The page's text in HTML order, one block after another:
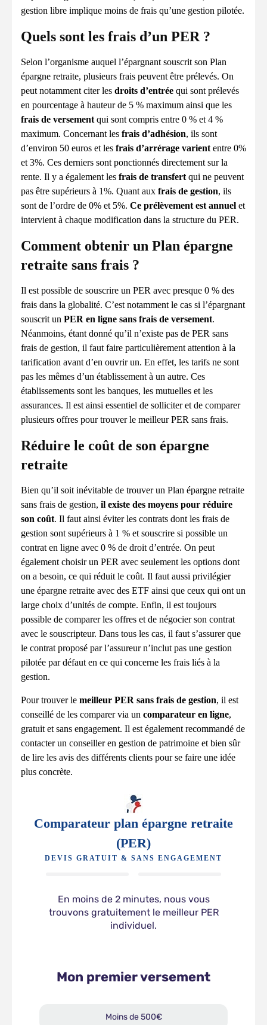
gestion libre implique moins de frais qu’une gestion pilotée.
Quels sont les frais d’un PER ?
Selon l’organisme auquel l’épargnant souscrit son Plan
épargne retraite, plusieurs frais peuvent être prélevés. On
peut notamment citer les droits d’entrée qui sont prélevés
en pourcentage à hauteur de 5 % maximum ainsi que les
frais de versement qui sont compris entre 0 % et 4 %
maximum. Concernant les frais d’adhésion, ils sont
d’environ 50 euros et les frais d’arrérage varient entre 0%
et 3%. Ces derniers sont ponctionnés directement sur la
rente. Il y a également les frais de transfert qui ne peuvent
pas être supérieurs à 1%. Quant aux frais de gestion, ils
sont de l’ordre de 0% et 5%. Ce prélèvement est annuel et
intervient à chaque modification dans la structure du PER.
Comment obtenir un Plan épargne
retraite sans frais ?
Il est possible de souscrire un PER avec presque 0 % des
frais dans la globalité. C’est notamment le cas si l’épargnant
souscrit un PER en ligne sans frais de versement.
Néanmoins, étant donné qu’il n’existe pas de PER sans
frais de gestion, il faut faire particulièrement attention à la
tarification avant d’en ouvrir un. En effet, les tarifs ne sont
pas les mêmes d’un établissement à un autre. Ces
établissements sont les banques, les mutuelles et les
assurances. Il est ainsi essentiel de solliciter et de comparer
plusieurs offres pour trouver le meilleur PER sans frais.
Réduire le coût de son épargne
retraite
Bien qu’il soit inévitable de trouver un Plan épargne retraite
sans frais de gestion, il existe des moyens pour réduire
son coût. Il faut ainsi éviter les contrats dont les frais de
gestion sont supérieurs à 1 % et souscrire si possible un
contrat en ligne avec 0 % de droit d’entrée. On peut
également choisir un PER avec seulement les options dont
on a besoin, ce qui réduit le coût. Il faut aussi privilégier
une épargne retraite avec des ETF ainsi que ceux qui ont un
large choix d’unités de compte. Enfin, il est toujours
possible de comparer les offres et de négocier son contrat
avec le souscripteur. Dans tous les cas, il faut s’assurer que
le contrat proposé par l’assureur n’inclut pas une gestion
pilotée par défaut en ce qui concerne les frais liés à la
gestion.
Pour trouver le meilleur PER sans frais de gestion, il est
conseillé de les comparer via un comparateur en ligne,
gratuit et sans engagement. Il est également recommandé de
contacter un conseiller en gestion de patrimoine et bien sûr
de lire les avis des différents clients pour se faire une idée
plus concrète.
Comparateur plan épargne retraite
(PER)
DEVIS GRATUIT & SANS ENGAGEMENT